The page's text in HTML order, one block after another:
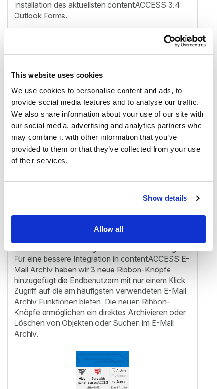
This website uses cookies
We use cookies to personalise content and ads, to
provide social media features and to analyse our traffic.
We also share information about your use of our site with
our social media, advertising and analytics partners who
may combine it with other information that you’ve
provided to them or that they’ve collected from your use
of their services.
Show details
Allow all
Installation des aktuellsten contentACCESS 3.4
Outlook Forms.
Versionen war es oftmals schwierig das
Hauptpostfach in der Liste der verfügbaren
Postfächer zu finden. Nachdem dies behoben
wurde, sammelt officeGATE nun die zusätzlichen
Postfächer in einem separaten Unterordner unter
E-Mail-Archiv und zeigt das Hauptpostfach auf
einer höheren Ebene in der Struktur an. Dies wird
dem Endbenutzer helfen sich besser auf das
eigene Postfach konzentrieren zu können.
Für eine bessere Integration in contentACCESS E-
Mail Archiv haben wir 3 neue Ribbon-Knöpfe
hinzugefügt die Endbenutzern mit nur einem Klick
Zugriff auf die am häufigsten verwendeten E-Mail
Archiv Funktionen bieten. Die neuen Ribbon-
Knöpfe ermöglichen ein direktes Archivieren oder
Löschen von Objekten oder Suchen im E-Mail
Archiv.